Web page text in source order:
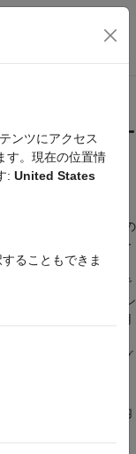
ション メ
シミュレー
ュレーションでの動作の
御、およびシミュレー
および Simulink で
Scenario でシ
なフレームワークが用
解析するための
"オブ
シナリオ内
ンツにアクセス
す。現在の位置情
: United States
ることもできま